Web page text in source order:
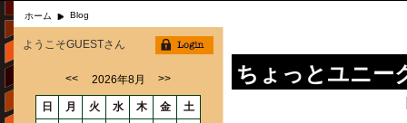
ホーム Blog
ちょっとユニー
ようこそGUESTさん
<< 2026年8月 >>
日 月 火 水 木 金
土